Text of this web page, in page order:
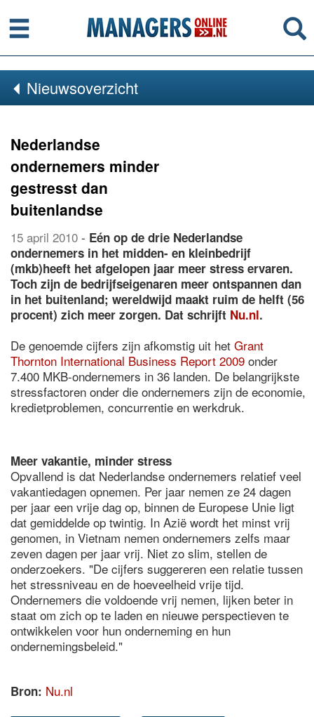
Menu
Nieuwsoverzicht
Nederlandse
ondernemers minder
gestresst dan
buitenlandse
15 april 2010 - Eén op de drie Nederlandse
ondernemers in het midden- en kleinbedrijf
(mkb)heeft het afgelopen jaar meer stress ervaren.
Toch zijn de bedrijfseigenaren meer ontspannen dan
in het buitenland; wereldwijd maakt ruim de helft (56
procent) zich meer zorgen. Dat schrijft Nu.nl.
De genoemde cijfers zijn afkomstig uit het Grant
Thornton International Business Report 2009 onder
7.400 MKB-ondernemers in 36 landen. De belangrijkste
stressfactoren onder die ondernemers zijn de economie,
kredietproblemen, concurrentie en werkdruk.
Meer vakantie, minder stress
Opvallend is dat Nederlandse ondernemers relatief veel
vakantiedagen opnemen. Per jaar nemen ze 24 dagen
per jaar een vrije dag op, binnen de Europese Unie ligt
dat gemiddelde op twintig. In Azië wordt het minst vrij
genomen, in Vietnam nemen ondernemers zelfs maar
zeven dagen per jaar vrij. Niet zo slim, stellen de
onderzoekers. "De cijfers suggereren een relatie tussen
het stressniveau en de hoeveelheid vrije tijd.
Ondernemers die voldoende vrij nemen, lijken beter in
staat om zich op te laden en nieuwe perspectieven te
ontwikkelen voor hun onderneming en hun
ondernemingsbeleid."
Bron: Nu.nl